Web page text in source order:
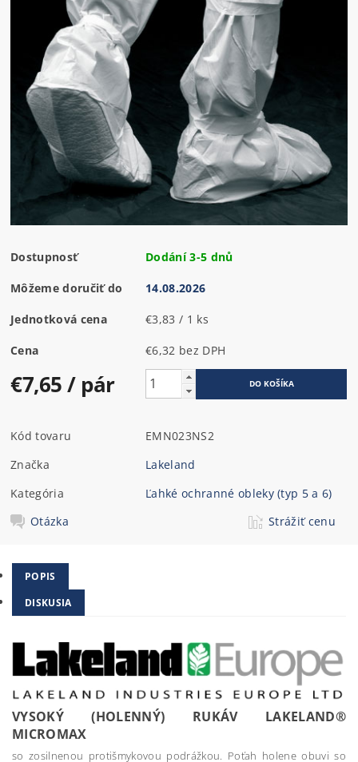
Dostupnosť Dodání 3-5 dnů
Môžeme doručiť do 14.08.2026
Jednotková cena €3,83 / 1 ks
Cena €6,32 bez DPH
€7,65/ pár
Kód tovaru
EMN023NS2
Značka
Lakeland
Kategória
Ľahké ochranné obleky (typ 5 a 6)
Otázka
Strážiť cenu
POPIS
DISKUSIA
VYSOKÝ (HOLENNÝ) RUKÁV LAKELAND®
MICROMAX
so zosilnenou protišmykovou podrážkou. Poťah holene obuvi so